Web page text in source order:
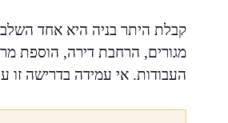
קבלת היתר בניה היא אחד
מגורים, הרחבת דירה, הוספת
העבודות. אי עמידה בדרישה זו